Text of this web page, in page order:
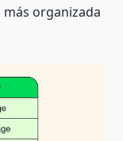
organizada